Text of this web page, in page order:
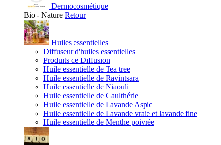
Dermocosmétique
Bio - Nature Retour
Huiles essentielles
Diffuseur d'huiles essentielles
Produits de Diffusion
Huile essentielle de Tea tree
Huile essentielle de Ravintsara
Huile essentielle de Niaouli
Huile essentielle de Gaulthérie
Huile essentielle de Lavande Aspic
Huile essentielle de Lavande vraie et lavande fine
Huile essentielle de Menthe poivrée